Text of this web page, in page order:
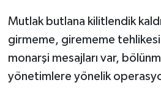
Mutlak butlana kilitlendik
girmeme, girememe
monarşi mesajları var,
yönetimlere yönelik